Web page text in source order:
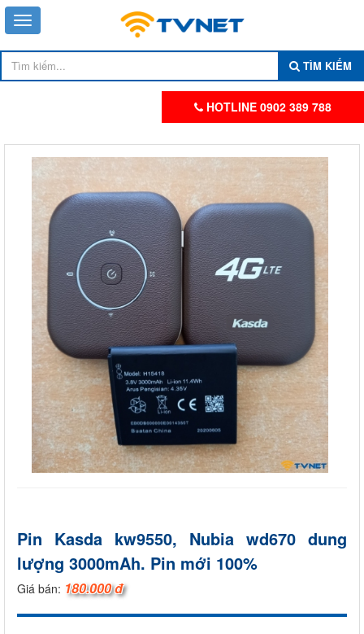
TÌM KIẾM
HOTLINE 0902 389 788
Pin Kasda kw9550, Nubia wd670 dung
lượng 3000mAh. Pin mới 100%
Giá bán: 180.000 đ